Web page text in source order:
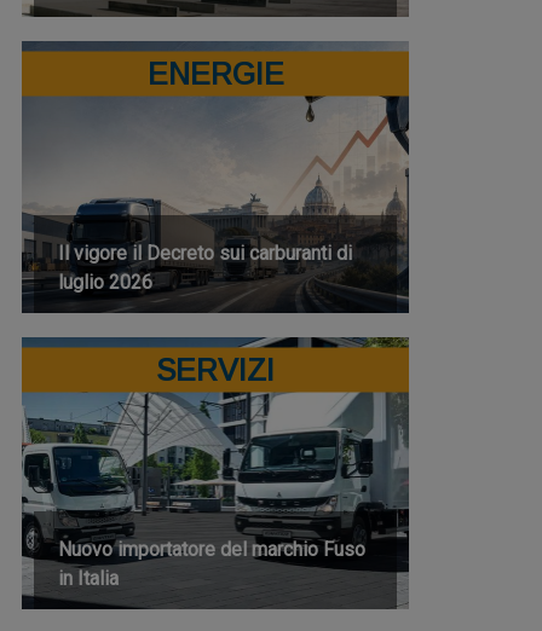
ENERGIE
Il vigore il Decreto sui carburanti di
luglio 2026
SERVIZI
Nuovo importatore del marchio Fuso
in Italia